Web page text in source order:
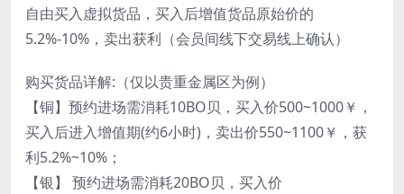
自由买入虚拟货品，买入后增值货品原始价的
5.2%-10%，卖出获利（会员间线下交易线上确认）
购买货品详解:（仅以贵重金属区为例）
【铜】预约进场需消耗10BO贝，买入价500~1000￥，
买入后进入增值期(约6小时)，卖出价550~1100￥，获
利5.2%~10%；
【银】 预约进场需消耗20BO贝，买入价